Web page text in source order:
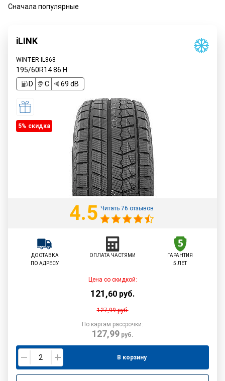
Сначала популярные
iLINK
WINTER IL868
195/60R1486 H
D
C 69 dB
5% cкидка
4.5 Читать 76 отзывов
ДОСТАВКА
ПО АДРЕСУ
ОПЛАТА ЧАСТЯМИ
ГАРАНТИЯ
5 ЛЕТ
Цена со скидкой:
121,60 руб.
127,99руб.
По картам рассрочки:
127,99руб.
В корзину